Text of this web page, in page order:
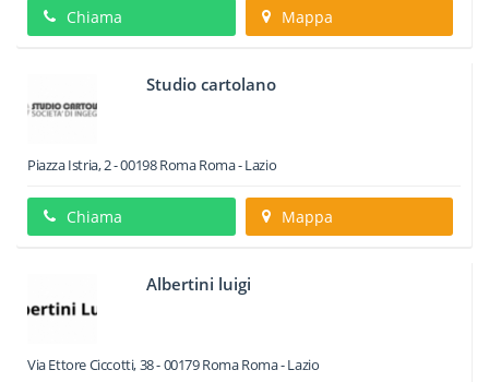
Chiama Mappa
Studio cartolano
Piazza Istria, 2-00198RomaRoma -Lazio
Chiama Mappa
Albertini luigi
Via Ettore Ciccotti, 38-00179RomaRoma -Lazio